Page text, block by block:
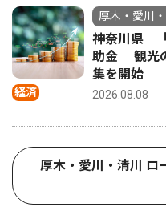
経済
厚木・愛川・
神奈川県
助金 観光
集を開始
2026.08.08
厚木・愛川・清川 ロ